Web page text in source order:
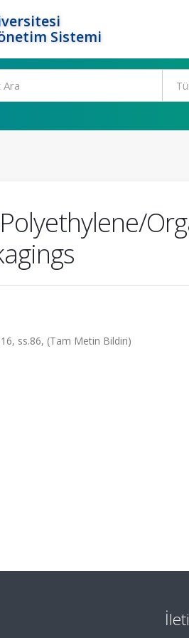
Sistemi
ss.86, (Tam Metin Bildiri)